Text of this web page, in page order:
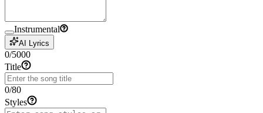
Instrumental
AI Lyrics
0/5000
Title
0/80
Styles